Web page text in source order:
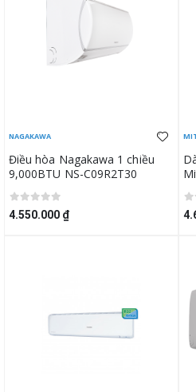
NAGAKAWA
Điều hòa Nagakawa 1 chiều
9,000BTU NS-C09R2T30
4.550.000 ₫